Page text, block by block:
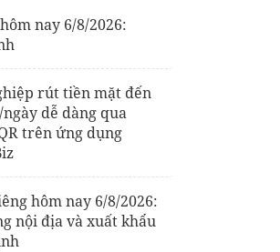
nay 6/8/2026:
rút tiền mặt đến
dễ dàng qua
trên ứng dụng
hôm nay 6/8/2026:
nội địa và xuất khẩu